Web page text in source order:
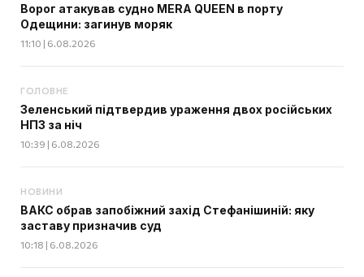
Ворог атакував судно MERA QUEEN в порту
Одещини: загинув моряк
11:10 | 6.08.2026
ГОЛОВНЕ
Зеленський підтвердив ураження двох російських
НПЗ за ніч
10:39 | 6.08.2026
НОВИНИ
ВАКС обрав запобіжний захід Стефанішиній: яку
заставу призначив суд
10:18 | 6.08.2026